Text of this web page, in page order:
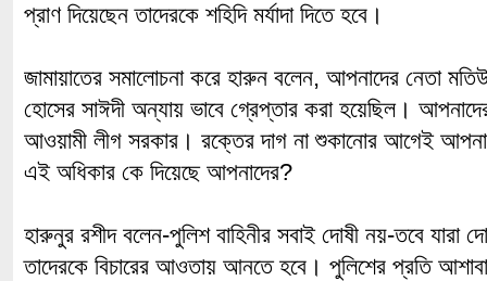
প্রাণ দিয়েছেন তাদেরকে শহিদি মর্যাদা দিতে হবে।
জামায়াতের সমালোচনা করে হারুন বলেন, আপনাদের নেতা
হোসের সাঈদী অন্যায় ভাবে গ্রেপ্তার করা হয়েছিল।
আওয়ামী লীগ সরকার। রক্তের দাগ না শুকানোর আগেই
এই অধিকার কে দিয়েছে আপনাদের?
হারুনুর রশীদ বলেন-পুলিশ বাহিনীর সবাই দোষী নয়-তবে যারা
তাদেরকে বিচারের আওতায় আনতে হবে। পুলিশের প্রতি